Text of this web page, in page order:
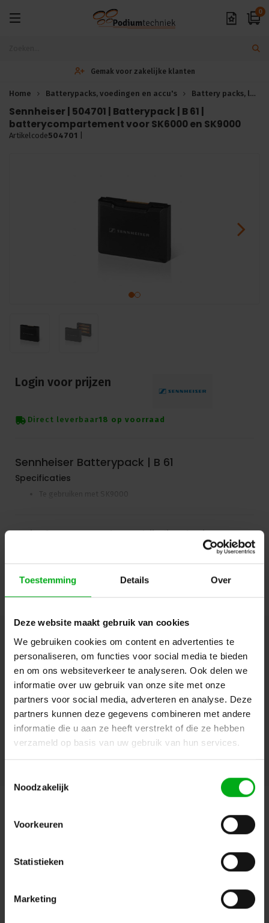
Toestemming Details Over
Deze website maakt gebruik van cookies
We gebruiken cookies om content en advertenties te
personaliseren, om functies voor social media te bieden
en om ons websiteverkeer te analyseren. Ook delen we
informatie over uw gebruik van onze site met onze
partners voor social media, adverteren en analyse. Deze
partners kunnen deze gegevens combineren met andere
informatie die u aan ze heeft verstrekt of die ze hebben
verzameld op basis van uw gebruik van hun services.
Noodzakelijk
Voorkeuren
Statistieken
Marketing
0
Gemak voor zakelijke klanten
Home Batterypacks, voedingen en accu's Battery packs, laders en laadstations
Sennheiser | 504701 | Batterypack | B 61 |
batterycompartement voor SK6000 en SK9000
Artikelcode504701
Login voor prijzen
Direct leverbaar18 op voorraad
Sennheiser Batterypack | B 61
Specificaties
Te gebruiken met SK9000
Login of account aanmaken - en krijg direct korting
Doorgaan
Beschrijving en specificaties Downloads
FAQ en reviews
Hulp of advies nodig?Ons team staat graag voor
je klaar!
Bekijk alle producten
OP=OP